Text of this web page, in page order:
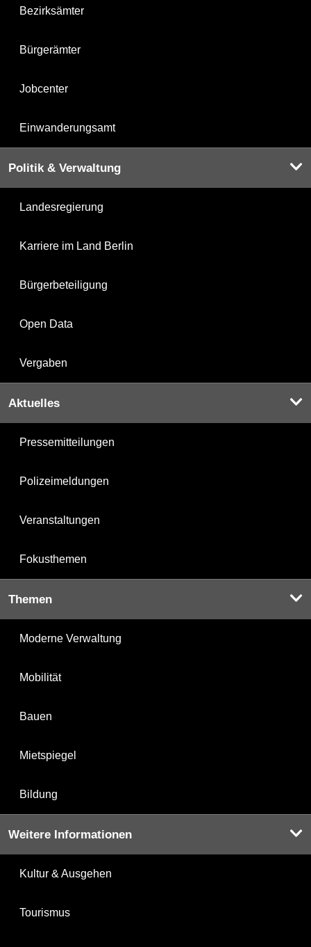
Bezirksämter
Bürgerämter
Jobcenter
Einwanderungsamt
Politik & Verwaltung
Landesregierung
Karriere im Land Berlin
Bürgerbeteiligung
Open Data
Vergaben
Aktuelles
Pressemitteilungen
Polizeimeldungen
Veranstaltungen
Fokusthemen
Themen
Moderne Verwaltung
Mobilität
Bauen
Mietspiegel
Bildung
Weitere Informationen
Kultur & Ausgehen
Tourismus